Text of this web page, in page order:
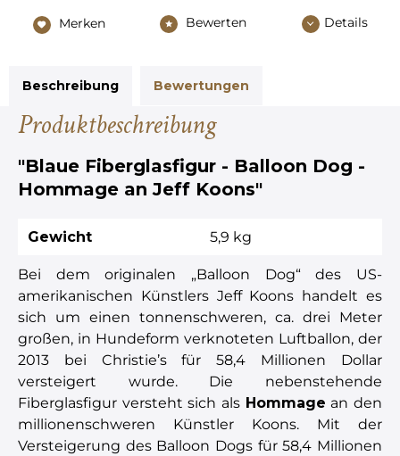
Merken Bewerten Details
Beschreibung Bewertungen
Produktbeschreibung
"Blaue Fiberglasfigur - Balloon Dog -
Hommage an Jeff Koons"
Gewicht 5,9 kg
Bei dem originalen „Balloon Dog“ des US-
amerikanischen Künstlers Jeff Koons handelt es
sich um einen tonnenschweren, ca. drei Meter
großen, in Hundeform verknoteten Luftballon, der
2013 bei Christie’s für 58,4 Millionen Dollar
versteigert wurde. Die nebenstehende
Fiberglasfigur versteht sich als Hommage an den
millionenschweren Künstler Koons. Mit der
Versteigerung des Balloon Dogs für 58,4 Millionen